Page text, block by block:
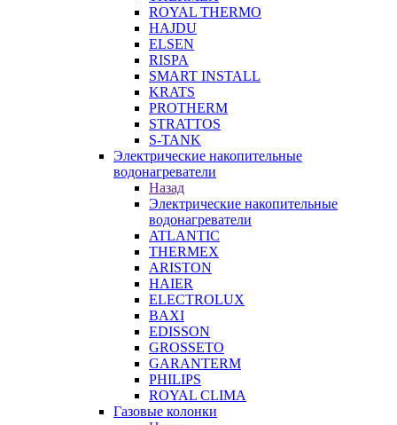
ROYAL THERMO
HAJDU
ELSEN
RISPA
SMART INSTALL
KRATS
PROTHERM
STRATTOS
S-TANK
Электрические накопительные
водонагреватели
Назад
Электрические накопительные
водонагреватели
ATLANTIC
THERMEX
ARISTON
HAIER
ELECTROLUX
BAXI
EDISSON
GROSSETO
GARANTERM
PHILIPS
ROYAL CLIMA
Газовые колонки